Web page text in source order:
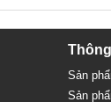
Sản
Sản